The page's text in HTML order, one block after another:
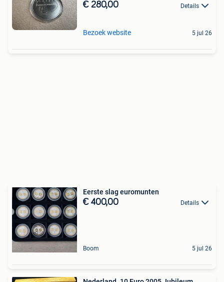
€ 280,00 Details
Bezoek website 5 jul 26
Eerste slag euromunten
€ 400,00 Details
Boom 5 jul 26